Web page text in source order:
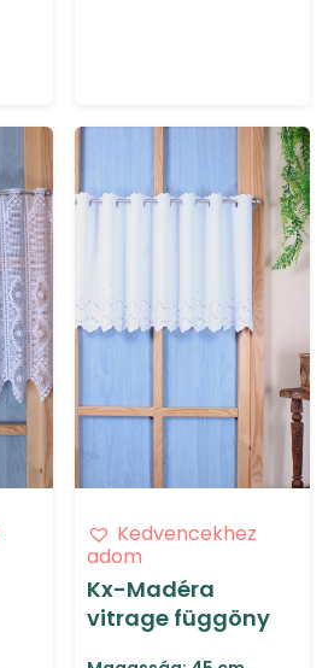
Kedvencekhez
adom
Kx-Madéra
vitrage függöny